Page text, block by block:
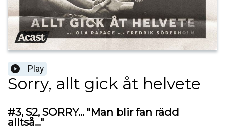
Play
Sorry, allt gick åt helvete
#3, S2, SORRY... "Man blir fan rädd
alltså..."